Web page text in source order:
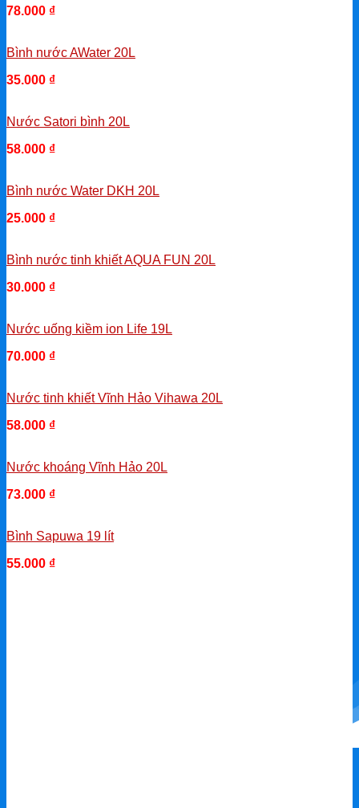
78.000 ₫
Bình nước AWater 20L
35.000 ₫
Nước Satori bình 20L
58.000 ₫
Bình nước Water DKH 20L
25.000 ₫
Bình nước tinh khiết AQUA FUN 20L
30.000 ₫
Nước uống kiềm ion Life 19L
70.000 ₫
Nước tinh khiết Vĩnh Hảo Vihawa 20L
58.000 ₫
Nước khoáng Vĩnh Hảo 20L
73.000 ₫
Bình Sapuwa 19 lít
55.000 ₫